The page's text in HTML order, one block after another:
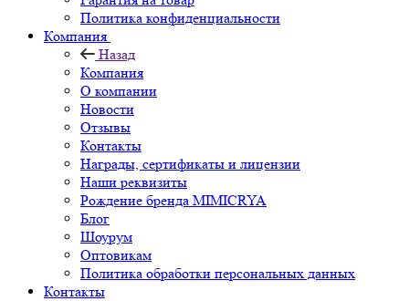
Политика конфиденциальности
Компания
Назад
Компания
О компании
Новости
Отзывы
Контакты
Награды, сертификаты и лицензии
Наши реквизиты
Рождение бренда MIMICRYA
Блог
Шоурум
Оптовикам
Политика обработки персональных данных
Контакты